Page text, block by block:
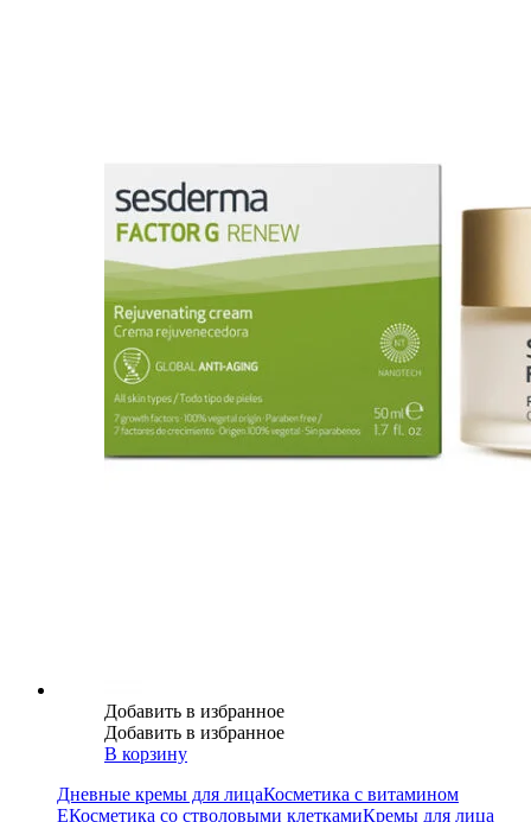
Добавить в избранное
Добавить в избранное
В корзину
Дневные кремы для лицаКосметика с витамином
ЕКосметика со стволовыми клеткамиКремы для лица